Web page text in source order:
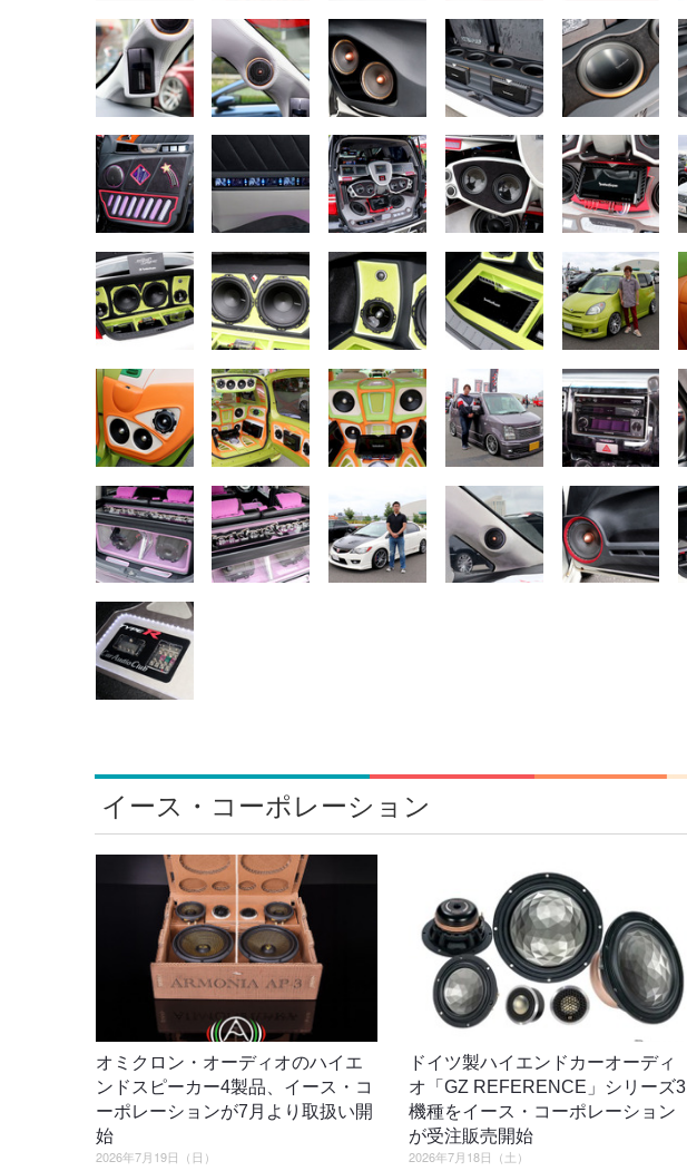
イース・コーポレーション
オミクロン・オーディオのハイエ
ンドスピーカー4製品、イース・コ
ーポレーションが7月より取扱い開
始
2026年7月19日（日）
ドイツ製ハイエンドカーオーディ
オ「GZ REFERENCE」シリーズ3
機種をイース・コーポレーション
が受注販売開始
2026年7月18日（土）